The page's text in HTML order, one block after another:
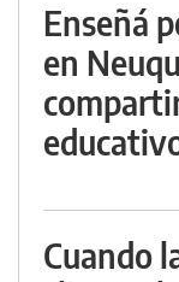
Enseñá
en
Cuando